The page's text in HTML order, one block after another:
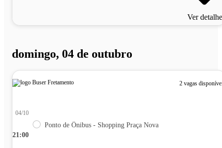
Ver
domingo, 04 de outubro
2 vagas
21:00
04/10
Ponto de Ônibus - Shopping Praça Nova